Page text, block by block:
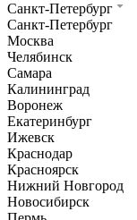
Санкт-Петербург
Санкт-Петербург
Москва
Челябинск
Самара
Калининград
Воронеж
Екатеринбург
Ижевск
Краснодар
Красноярск
Нижний Новгород
Новосибирск